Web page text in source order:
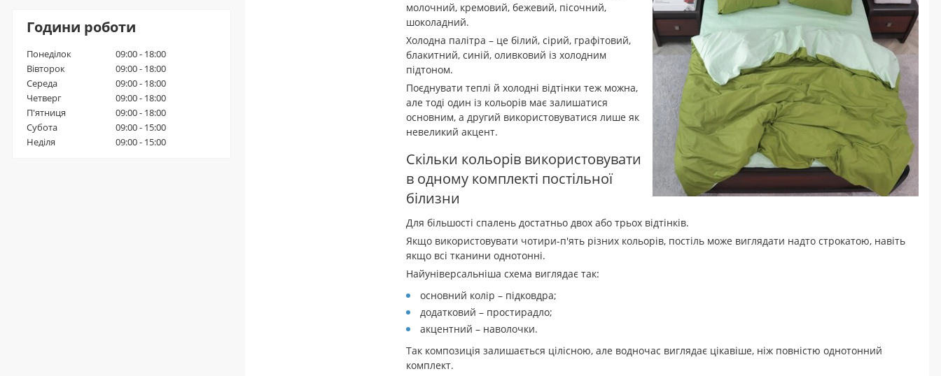
молочний, кремовий, бежевий, пісочний,
шоколадний.
Холодна палітра – це білий, сірий, графітовий,
блакитний, синій, оливковий із холодним
підтоном.
Поєднувати теплі й холодні відтінки теж можна,
але тоді один із кольорів має залишатися
основним, а другий використовуватися лише як
невеликий акцент.
Скільки кольорів використовувати
в одному комплекті постільної
білизни
Для більшості спалень достатньо двох або трьох відтінків.
Якщо використовувати чотири-п'ять різних кольорів, постіль може виглядати надто строкатою, навіть
якщо всі тканини однотонні.
Найуніверсальніша схема виглядає так:
основний колір – підковдра;
додатковий – простирадло;
акцентний – наволочки.
Так композиція залишається цілісною, але водночас виглядає цікавіше, ніж повністю однотонний
комплект.
Години роботи
Понеділок
09:00 - 18:00
Вівторок
09:00 - 18:00
Середа
09:00 - 18:00
Четверг
09:00 - 18:00
П'ятниця
09:00 - 18:00
Субота
09:00 - 15:00
Неділя
09:00 - 15:00